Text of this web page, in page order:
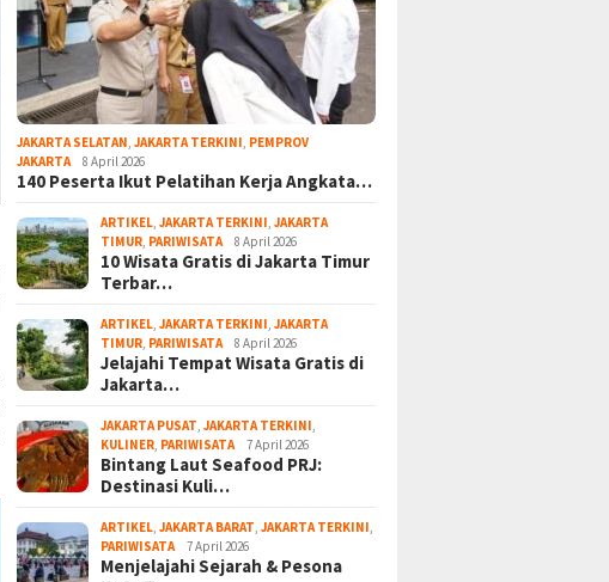
JAKARTA SELATAN ,JAKARTA TERKINI PEMPROV
JAKARTA
8 April 2026
140 Peserta Ikut Pelatihan Kerja Angkata…
ARTIKEL ,JAKARTA TERKINI ,JAKARTA
TIMUR PARIWISATA 8 April 2026
10 Wisata Gratis di Jakarta Timur
Terbar…
ARTIKEL ,JAKARTA TERKINI ,JAKARTA
TIMUR PARIWISATA 8 April 2026
Jelajahi Tempat Wisata Gratis di
Jakarta…
JAKARTA PUSAT ,JAKARTA TERKINI
KULINER PARIWISATA 7 April 2026
Bintang Laut Seafood PRJ:
Destinasi Kuli…
ARTIKEL ,JAKARTA BARAT ,JAKARTA TERKINI
PARIWISATA
7 April 2026
Menjelajahi Sejarah & Pesona